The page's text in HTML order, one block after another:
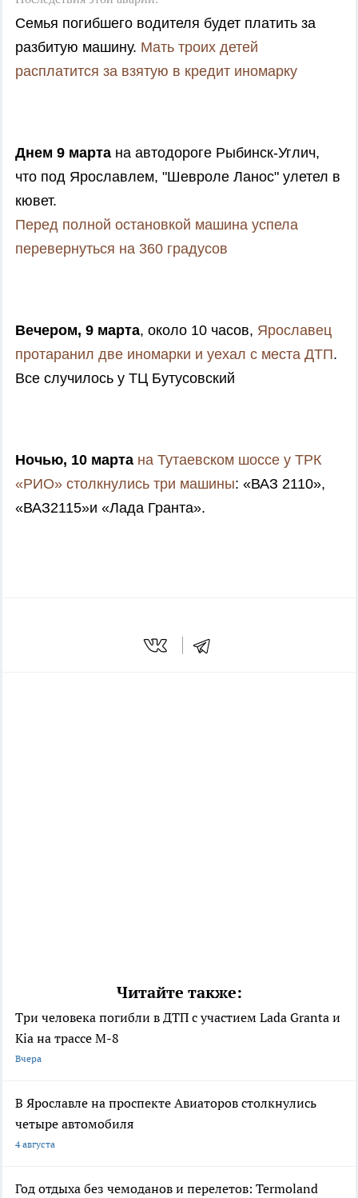
Семья погибшего водителя будет платить за
разбитую машину. Мать троих детей
расплатится за взятую в кредит иномарку
Днем 9 марта на автодороге Рыбинск-Углич,
что под Ярославлем, "Шевроле Ланос" улетел в
кювет.
Перед полной остановкой машина успела
перевернуться на 360 градусов
Вечером, 9 марта, около 10 часов, Ярославец
протаранил две иномарки и уехал с места ДТП.
Все случилось у ТЦ Бутусовский
Ночью, 10 марта на Тутаевском шоссе у ТРК
«РИО» столкнулись три машины: «ВАЗ 2110»,
«ВАЗ2115»и «Лада Гранта».
Читайте также:
Три человека погибли в ДТП с участием Lada Granta и
Kia на трассе М-8
Вчера
В Ярославле на проспекте Авиаторов столкнулись
четыре автомобиля
4 августа
Год отдыха без чемоданов и перелетов: Termoland